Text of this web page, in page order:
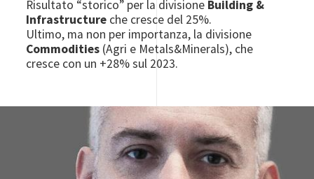
Risultato “storico” per la divisione Building &
Infrastructure che cresce del 25%.
Ultimo, ma non per importanza, la divisione
Commodities (Agri e Metals&Minerals), che
cresce con un +28% sul 2023.